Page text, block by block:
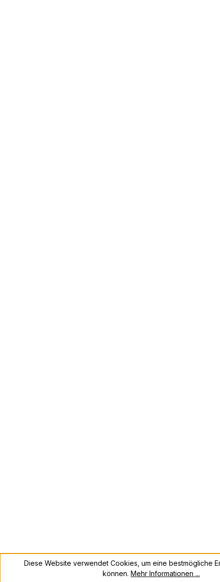
Diese Website verwendet Cookies, um eine bestmögliche
können. Mehr Informationen ...